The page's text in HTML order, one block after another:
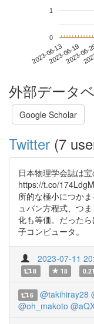
2023-06-132023-06-19
2023-
0
1
外部データ
Google Scholar
Twitter (7
日本物理学会誌は宝
https://t.co/
所的な極小につか
ュバン方程式、つ
化も等価。だった
子コンピュータ。
2023-07-11
8 18
6 @takihiray28
@oh_makoto